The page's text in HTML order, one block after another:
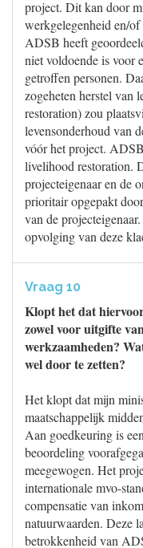
project. Dit kan door
werkgelegenheid en/
ADSB heeft
niet voldoende is voor
getroffen personen.
zogeheten herstel van
restoration) zou
levensonderhoud van
vóór het project.
livelihood restoration.
projecteigenaar en de
prioritair opgepakt
van de
opvolging van deze
Vraag 10
Klopt het dat
zowel voor uitgifte
werkzaamheden?
wel door te zetten?
Het klopt dat mijn
maatschappelijk
Aan goedkeuring is
beoordeling
meegewogen. Het
internationale mvo-
compensatie van
natuurwaarden. Deze
betrokkenheid van